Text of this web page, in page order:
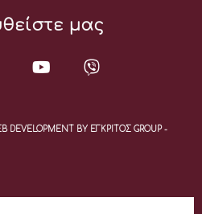
μας
BY ΕΓΚΡΙΤΟΣ GROUP -